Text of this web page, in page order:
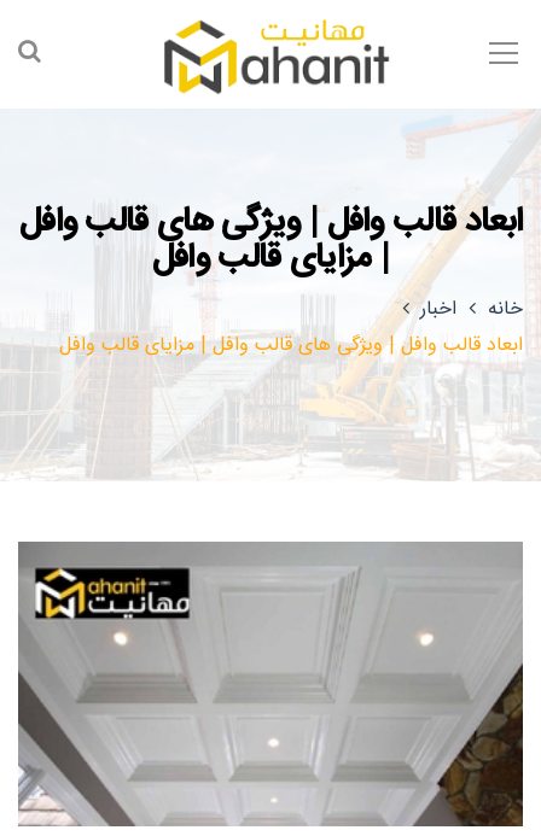
ابعاد قالب وافل | ویژگی های قالب وافل
| مزایای قالب وافل
خانه
اخبار
ابعاد قالب وافل | ویژگی های قالب وافل | مزایای قالب وافل